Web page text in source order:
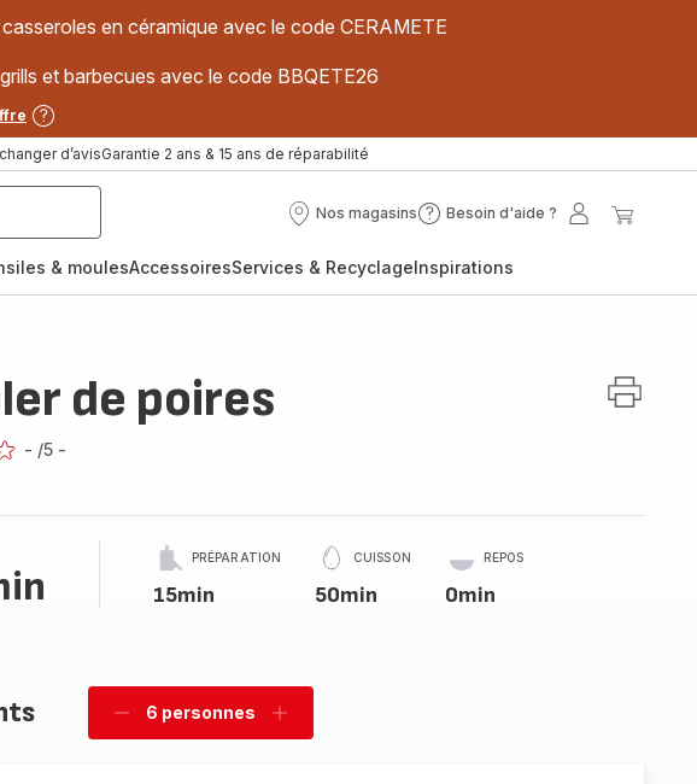
en céramique avec le code CERAMETE
et barbecues avec le code BBQETE26
d’avisGarantie 2 ans & 15 ans de réparabilité
Nos magasins
Nos
Besoin d'aide ?
Besoin
?
Mon
& moulesAccessoiresServices & RecyclageInspirations
de poires
- /5 -
PRÉPARATION
15min
CUISSON
50min
REPOS
0min
Supprimer
6 personnes
Ajouter